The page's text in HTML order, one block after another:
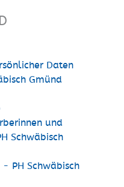
Daten
Gmünd
und
Schwäbisch
PH Schwäbisch